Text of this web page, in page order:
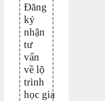
Đăng
ký
nhận
tư
vấn
về lộ
trình
học gia